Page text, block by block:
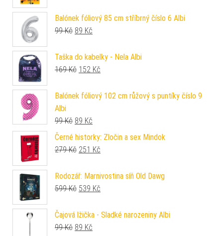
Balónek fóliový 85 cm stříbrný číslo 6 Albi
99Kč Původní cena byla: 99 Kč.
89 Kč
Taška do kabelky - Nela Albi
169Kč Původní cena byla: 169 Kč.
152 Kč
Balónek fóliový 102 cm růžový s puntíky číslo 9
Albi
99Kč Původní cena byla: 99 Kč.
89 Kč
Černé historky: Zločin a sex Mindok
279Kč Původní cena byla: 279 Kč.
251 Kč
Rodozář: Marnivostina síň Old Dawg
599Kč Původní cena byla: 599 Kč.
539 Kč
Čajová lžička - Sladké narozeniny Albi
99Kč Původní cena byla: 99 Kč.
89 Kč